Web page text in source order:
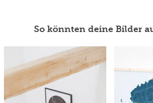
So könnten deine Bilder